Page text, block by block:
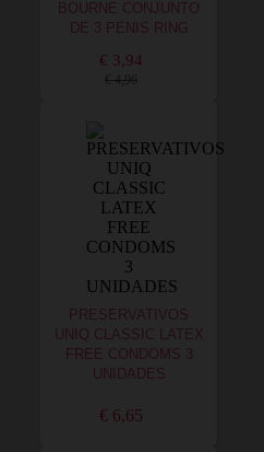
BOURNE CONJUNTO
DE 3 PENIS RING
€ 3,94
€ 4,96
PRESERVATIVOS
UNIQ CLASSIC LATEX
FREE CONDOMS 3
UNIDADES
€ 6,65